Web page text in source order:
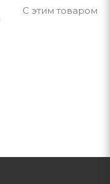
С этим товаром